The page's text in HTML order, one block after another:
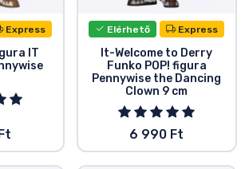
Express
IT
Elérhető Express
It-Welcome to Derry
Funko POP! figura
Pennywise the Dancing
Clown 9 cm
6 990 Ft